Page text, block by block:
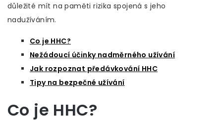
důležité mít na paměti rizika spojená s jeho
nadužíváním.
Co je HHC?
Nežádoucí účinky nadměrného užívání
Jak rozpoznat předávkování HHC
Tipy na bezpečné užívání
Co je HHC?